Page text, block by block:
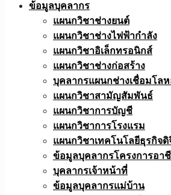
ข้อมูลบุคลากร
แผนกวิชาช่างยนต์
แผนกวิชาช่างไฟฟ้ากำลัง
แผนกวิชาอิเล็กทรอนิกส์
แผนกวิชาช่างก่อสร้าง
บุคลากรแผนกช่างเชื่อมโลห
แผนกวิชาสามัญสัมพันธ์
แผนกวิชาการบัญชี
แผนกวิชาการโรงแรม
แผนกวิชาเทคโนโลยีธุรกิจ
ข้อมูลบุคลากรโครงการอา
บุคลากรเจ้าหน้าที่
ข้อมูลบุคลากรแม่บ้าน